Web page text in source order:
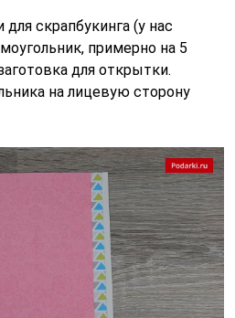
скрапбукинга (у нас
примерно на 5
для открытки.
на лицевую сторону